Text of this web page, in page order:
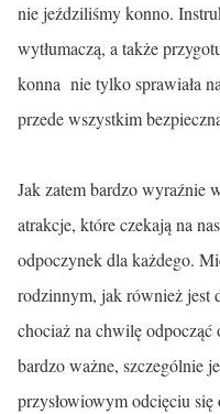
nie jeździliśmy konno.
wytłumaczą, a także
konna nie tylko sprawiała
przede wszystkim
Jak zatem bardzo wyraźnie
atrakcje, które czekają na
odpoczynek dla każdego.
rodzinnym, jak również jest
chociaż na chwilę
bardzo ważne, szczególnie
przysłowiowym odcięciu